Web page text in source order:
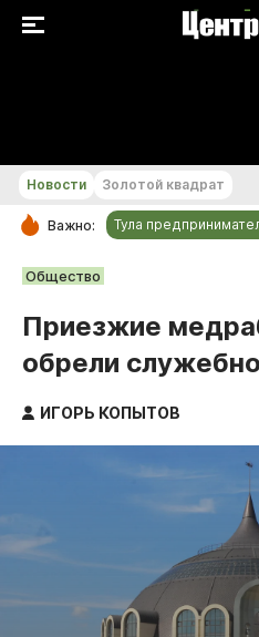
РУБРИКИ
Происшествия
Спорт
Тульский бренд
Тула
ДоброЦентр
Голодный шпион
Новости Золотой квадрат
Важно: Тула
Общество
Приезжие
обрели
ИГОРЬ КОПЫТОВ